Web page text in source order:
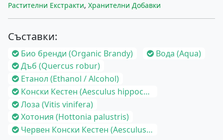
Растителни Екстракти, Хранителни Добавки
Съставки:
Био бренди (Organic Brandy)
Вода (Aqua)
Дъб (Quercus robur)
Етанол (Ethanol / Alcohol)
Конски Кестен (Aesculus hippocastanum)
Лоза (Vitis vinifera)
Хотония (Hottonia palustris)
Червен Конски Кестен (Aesculus carnea)